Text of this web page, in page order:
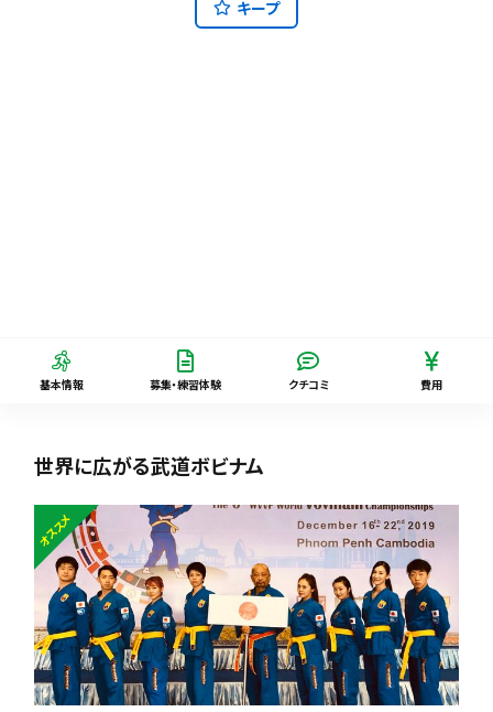
キープ
基本情報 募集・練習体験 クチコミ 費用
世界に広がる武道ボビナム
オススメ